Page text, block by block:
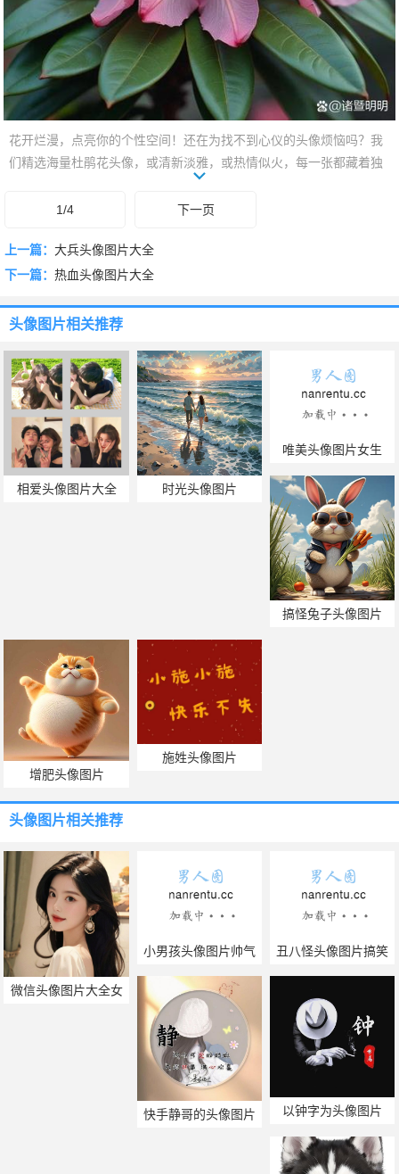
花开烂漫，点亮你的个性空间！还在为找不到心仪的头像烦恼吗？我
们精选海量杜鹃花头像，或清新淡雅，或热情似火，每一张都藏着独
特的故事。无论你是哪种风格，总有一款能瞬间抓住你的眼球，让你
的社交主页焕然一新！快来找到属于你的那朵杜鹃吧！
1/4 下一页
上一篇： 大兵头像图片大全
下一篇： 热血头像图片大全
头像图片相关推荐
相爱头像图片大全 时光头像图片
唯美头像图片女生
搞怪兔子头像图片
增肥头像图片
施姓头像图片
头像图片相关推荐
微信头像图片大全女
小男孩头像图片帅气 丑八怪头像图片搞笑
快手静哥的头像图片 以钟字为头像图片